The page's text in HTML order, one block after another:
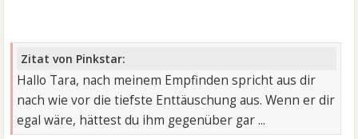
Zitat von Pinkstar:
Hallo Tara, nach meinem Empfinden spricht aus dir
nach wie vor die tiefste Enttäuschung aus. Wenn er dir
egal wäre, hättest du ihm gegenüber gar ...